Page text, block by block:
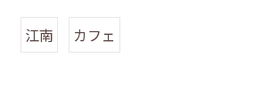
江南 カフェ